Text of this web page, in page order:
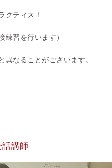
クティス！
練習を行います）
異なることがございます。
講師